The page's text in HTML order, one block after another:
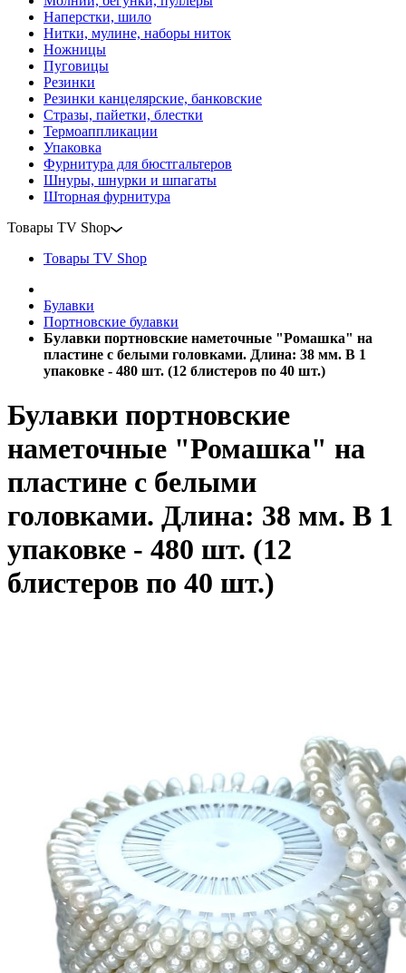
Наперстки, шило
Нитки, мулине, наборы ниток
Ножницы
Пуговицы
Резинки
Резинки канцелярские, банковские
Стразы, пайетки, блестки
Термоаппликации
Упаковка
Фурнитура для бюстгальтеров
Шнуры, шнурки и шпагаты
Шторная фурнитура
Товары TV Shop
Товары TV Shop
Булавки
Портновские булавки
Булавки портновские наметочные "Ромашка" на
пластине с белыми головками. Длина: 38 мм. В 1
упаковке - 480 шт. (12 блистеров по 40 шт.)
Булавки портновские
наметочные "Ромашка" на
пластине с белыми
головками. Длина: 38 мм. В 1
упаковке - 480 шт. (12
блистеров по 40 шт.)